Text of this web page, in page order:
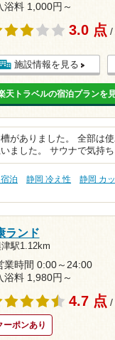
浴料 1,000円～
3.0 点 /
施設情報を見る
天トラベルの宿泊プランを
がありました。 全部は
ました。 サウナで気持
泊 静岡 冷え性 静岡 カ
ランド
駅1.12km
業時間 0:00～24:00
浴料 1,980円～
4.7 点 /
ーポンあり